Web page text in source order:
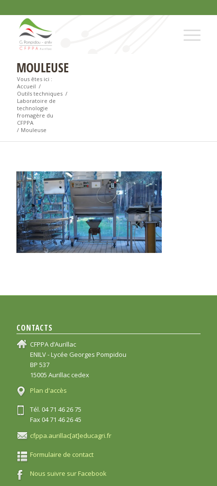
MOULEUSE
Vous êtes ici :
Accueil /
Outils techniques /
Laboratoire de
technologie
fromagère du
CFPPA
/ Mouleuse
CONTACTS
CFPPA d’Aurillac
ENILV - Lycée Georges Pompidou
BP 537
15005 Aurillac cedex
Plan d'accès
Tél. 04 71 46 26 75
Fax 04 71 46 26 45
cfppa.aurillac[at]educagri.fr
Formulaire de contact
Nous suivre sur Facebook